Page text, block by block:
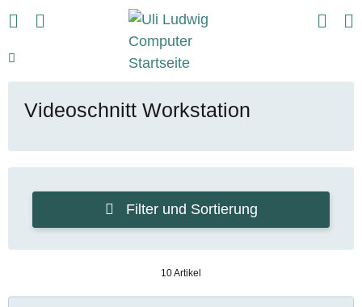
Videoschnitt Workstation
Filter und Sortierung
10 Artikel